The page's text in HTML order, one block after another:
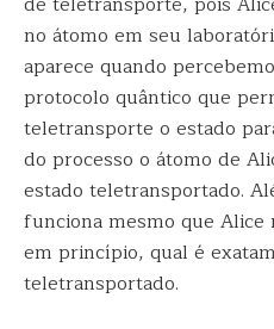
no átomo em seu
aparece quando
protocolo quântico que
teletransporte o estado
do processo o átomo de
estado teletransportado.
funciona mesmo que Alice
em princípio, qual é
teletransportado.